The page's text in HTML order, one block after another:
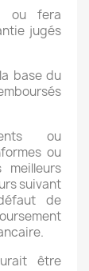
ou fera
jugés
base du
ou
ou
suivant
de
être